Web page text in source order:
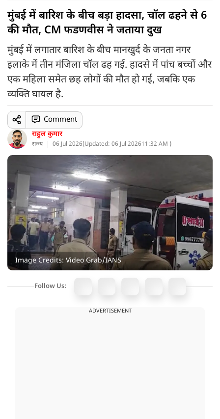
मुंबई में बारिश के बीच बड़ा हादसा, चॉल ढहने से 6
की मौत, CM फडणवीस ने जताया दुख
मुंबई में लगातार बारिश के बीच मानखुर्द के जनता नगर
इलाके में तीन मंजिला चॉल ढह गई. हादसे में पांच बच्चों और
एक महिला समेत छह लोगों की मौत हो गई, जबकि एक
व्यक्ति घायल है.
राहुल कुमार
राज्य 06 Jul 2026(Updated: 06 Jul 202611:32 AM )
Comment
Image Credits: Video Grab/IANS
Follow Us:
ADVERTISEMENT